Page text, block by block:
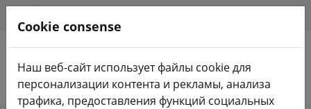
Поиск продуктов
Cookie consense
Наш веб-сайт использует файлы cookie для
персонализации контента и рекламы, анализа
трафика, предоставления функций социальных